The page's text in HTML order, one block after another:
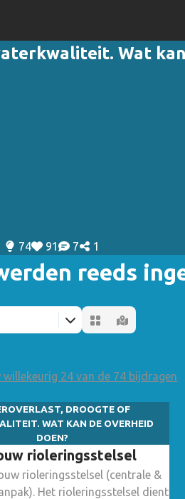
Wat kan
74 91 7 1
reeds
24 van de 74 bijdragen
DROOGTE OF
WAT KAN DE OVERHEID
DOEN?
rioleringsstelsel
rioleringsstelsel (centrale &
Het rioleringsstelsel dient